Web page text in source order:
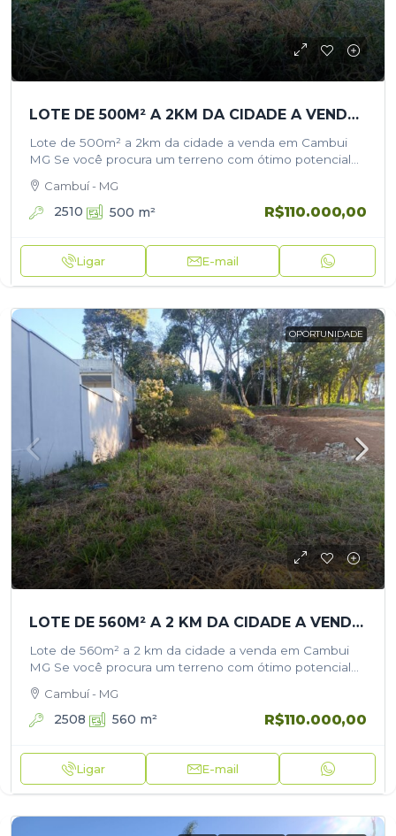
LOTE DE 500M² A 2KM DA CIDADE A VENDA EM CAMBUI MG
Lote de 500m² a 2km da cidade a venda em Cambui
MG Se você procura um terreno com ótimo potencial
de valorização, esta é uma excelente oportunidade!
Com…
Cambuí - MG
2510 500 m² R$110.000,00
Ligar E-mail
OPORTUNIDADE
LOTE DE 560M² A 2 KM DA CIDADE A VENDA EM CAMBUI MG
Lote de 560m² a 2 km da cidade a venda em Cambui
MG Se você procura um terreno com ótimo potencial
Cambuí - MG
2508 560 m² R$110.000,00
Ligar E-mail